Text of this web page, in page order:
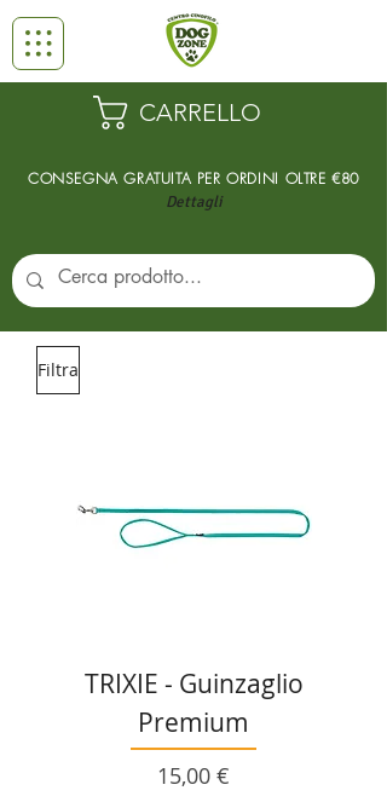
CARRELLO
CONSEGNA GRATUITA PER ORDINI OLTRE €80
Dettagli
Filtra
TRIXIE - Guinzaglio
Premium
Prezzo
15,00 €